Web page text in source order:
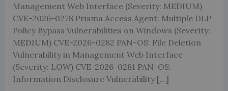
Management Web Interface (Severity: MEDIUM)
CVE-2026-0278 Prisma Access Agent: Multiple DLP
Policy Bypass Vulnerabilities on Windows (Severity:
MEDIUM) CVE-2026-0282 PAN-OS: File Deletion
Vulnerability in Management Web Interface
(Severity: LOW) CVE-2026-0281 PAN-OS:
Information Disclosure Vulnerability […]